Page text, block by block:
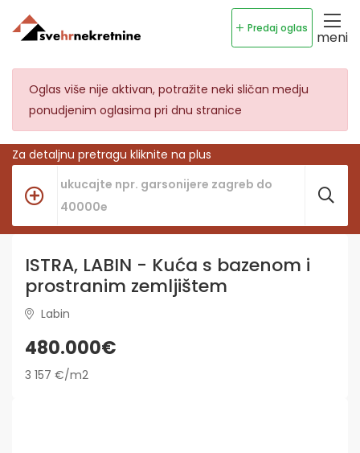
Predaj oglas
meni
Oglas više nije aktivan, potražite neki sličan medju
ponudjenim oglasima pri dnu stranice
Za detaljnu pretragu kliknite na plus
ISTRA, LABIN - Kuća s bazenom i
prostranim zemljištem
Labin
480.000€
3 157 €/m2